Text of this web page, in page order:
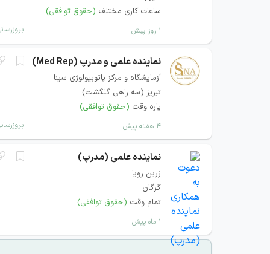
ساعات کاری مختلف (حقوق توافقی)
۱ روز پیش
نماینده علمی و مدرپ (Med Rep)
آزمایشگاه و مرکز پاتوبیولوژی سینا
تبریز (سه راهی گلگشت)
پاره وقت (حقوق توافقی)
۴ هفته پیش
نماینده علمی (مدرپ)
زرین رویا
گرگان
تمام وقت (حقوق توافقی)
۱ ماه پیش